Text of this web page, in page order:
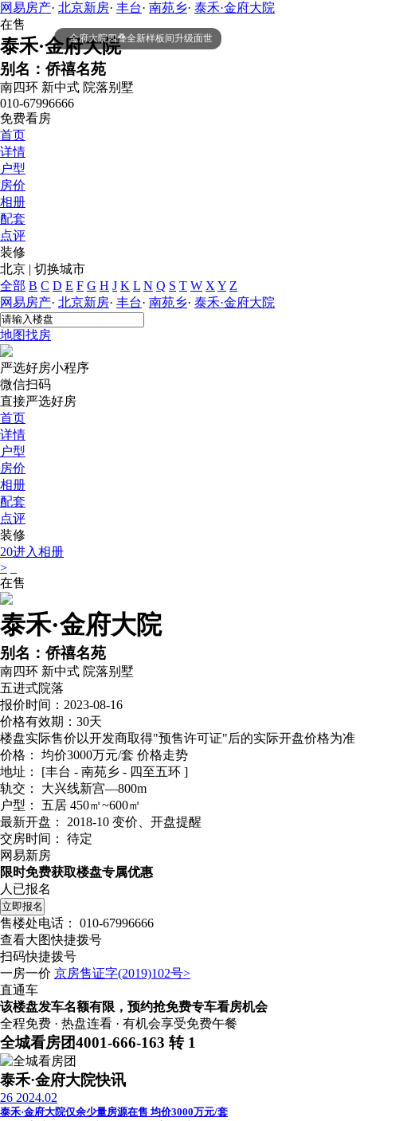
网易房产· 北京新房· 丰台· 南苑乡· 泰禾·金府大院
在售
泰禾·金府大院
别名：侨禧名苑
南四环 新中式 院落别墅
010-67996666
免费看房
首页
详情
户型
房价
相册
配套
点评
装修
北京 | 切换城市
全部 B C D E F G H J K L N Q S T W X Y Z
网易房产· 北京新房· 丰台· 南苑乡· 泰禾·金府大院
地图找房
严选好房小程序
微信扫码
直接严选好房
首页
详情
户型
房价
相册
配套
点评
装修
20进入相册
>
金府大院四叠全新样板间升级面世
在售
泰禾·金府大院
别名：侨禧名苑
南四环 新中式 院落别墅
五进式院落
报价时间：2023-08-16
价格有效期：30天
楼盘实际售价以开发商取得"预售许可证"后的实际开盘价格为准
价格：
均价3000万元/套 价格走势
地址：
[丰台 - 南苑乡 - 四至五环 ]
轨交：
大兴线新宫—800m
户型：
五居 450㎡~600㎡
最新开盘：
2018-10 变价、开盘提醒
交房时间：
待定
网易新房
限时免费获取楼盘专属优惠
人已报名
立即报名
售楼处电话：
010-67996666
查看大图快捷拨号
扫码快捷拨号
一房一价 京房售证字(2019)102号>
直通车
该楼盘发车名额有限，预约抢免费专车看房机会
全程免费 · 热盘连看 · 有机会享受免费午餐
全城看房团4001-666-163 转 1
泰禾·金府大院快讯
26 2024.02
泰禾·金府大院仅余少量房源在售 均价3000万元/套